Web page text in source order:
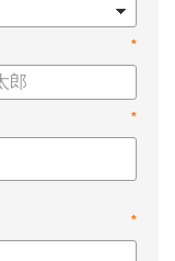
*
*
*